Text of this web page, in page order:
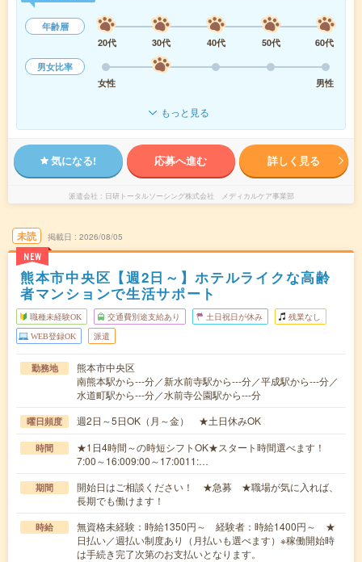
年齢層
20代
30代 40代 50代
60代
男女比率
女性
男性
もっと見る
気になる! 応募へ進む 詳しく見る
派遣会社 日研トータルソーシング株式会社 メディカルケア事業部
未読
NEW
掲載日 2026/08/05
熊本市中央区【週2日～】ホテルライクな高齢
者マンションで生活サポート
職種未経験OK 交通費別途支給あり 土日祝日が休み 残業なし
WEB登録OK 派遣
勤務地
熊本市中央区
南熊本駅から---分／新水前寺駅から---分／平成駅から---分／
水道町駅から---分／水前寺公園駅から---分
曜日頻度 週2日～5日OK（月～金） ★土日休みOK
時間
★1日4時間～の時短シフトOK★スタート時間選べます！
7:00～16:009:00～17:0011:…
期間
開始日はご相談ください！ ★急募 ★職場が気に入れば、
長期でも働けます！
時給
無資格未経験：時給1350円～ 経験者：時給1400円～ ★
日払い／週払い制度あり（月払いも選べます）※稼働開始時
は手続き完了次第のお支払いとなります。